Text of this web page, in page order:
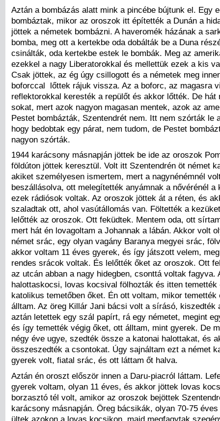
Aztán a bombázás alatt mink a pincébe bújtunk el. Egy
bombáztak, mikor az oroszok itt építették a Dunán a
jöttek a németek bombázni. A haveromék házának a
bomba, meg ott a kertekbe oda dobálták be a Duna
csinálták, oda kertekbe estek le bombák. Meg az
ezekkel a nagy Liberatorokkal és mellettük ezek a kis
Csak jöttek, az ég úgy csillogott és a németek meg
boforccal lőttek rájuk vissza. Az a boforc, az magasra
reflektorokkal keresték a repülőt és akkor lőtték. De hát
sokat, mert azok nagyon magasan mentek, azok az
Pestet bombázták, Szentendrét nem. Itt nem szórták le
hogy bedobtak egy párat, nem tudom, de Pestet
nagyon szórták.
1944 karácsony másnapján jöttek be ide az oroszok
földúton jöttek keresztül. Volt itt Szentendrén öt német
akiket személyesen ismertem, mert a nagynénémnél
beszállásolva, ott melegítették anyámnak a nővérénél a
ezek rádiósok voltak. Az oroszok jöttek át a réten, és
szaladtak ott, ahol vasútállomás van. Föltették a
lelőtték az oroszok. Ott feküdtek. Mentem oda, ott
mert hát én lovagoltam a Johannak a lábán. Akkor volt
német srác, egy olyan vagány Baranya megyei srác,
akkor voltam 11 éves gyerek, és így játszott velem,
rendes srácok voltak. És lelőtték őket az oroszok. Ott
az utcán abban a nagy hidegben, csonttá voltak fagyva.
halottaskocsi, lovas kocsival fölhozták és itten temették
katolikus temetőben őket. Én ott voltam, mikor temették
álltam. Az öreg Killár Jani bácsi volt a sírásó, kiszedték
aztán letettek egy szál papírt, rá egy németet, megint
és így temették végig őket, ott álltam, mint gyerek. De
négy éve ugye, szedték össze a katonai halottakat, és
összeszedték a csontokat. Úgy sajnáltam ezt a német
gyerek volt, fiatal srác, és ott láttam őt halva.
Aztán én oroszt először innen a Daru-piacról láttam.
gyerek voltam, olyan 11 éves, és akkor jöttek lovas
borzasztó tél volt, amikor az oroszok bejöttek
karácsony másnapján. Öreg bácsikák, olyan 70-75